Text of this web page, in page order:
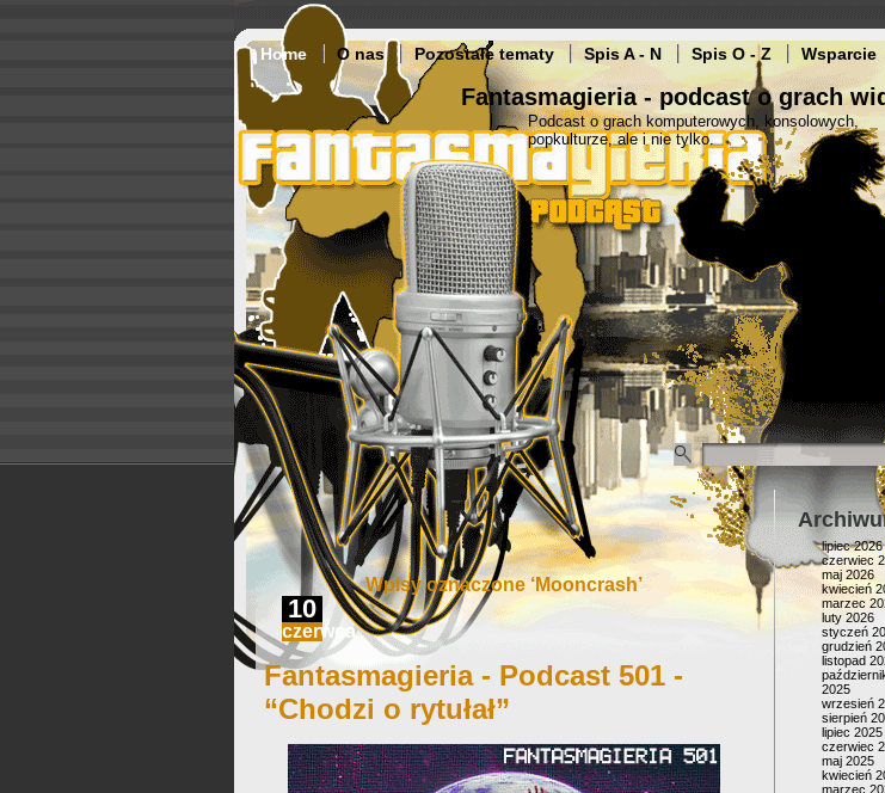
Home O nas Pozostałe tematy Spis A - N Spis O - Z Wsparcie
Fantasmagieria - podcast o grach
Podcast o grach komputerowych, konsolowych,
popkulturze, ale i nie tylko.
Wpisy oznaczone ‘Mooncrash’
10
czerwca
Fantasmagieria - Podcast 501 -
“Chodzi o rytułał”
lipiec 2026
czerwiec
maj 2026
kwiecień
marzec
luty 2026
styczeń
grudzień
listopad
2025
wrzesień
sierpień
lipiec 2025
czerwiec
maj 2025
kwiecień
marzec